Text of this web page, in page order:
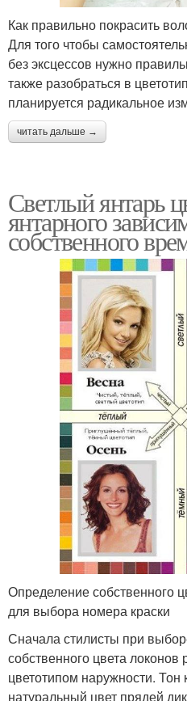
Как правильно покрасить
Для того чтобы
без эксцессов нужно
также разобраться в
планируется радикальное
читать дальше →
Светлый янтарь
янтарного
собственного
Определение собственного
для выбора номера краски
Сначала стилисты при
собственного цвета локонов
цветотипом наружности. Тон
натуральный цвет прядей